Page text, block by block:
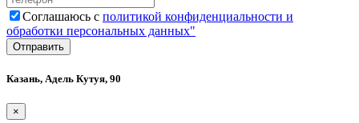
Соглашаюсь с политикой конфиденциальности и
обработки персональных данных"
Казань, Адель Кутуя, 90
×